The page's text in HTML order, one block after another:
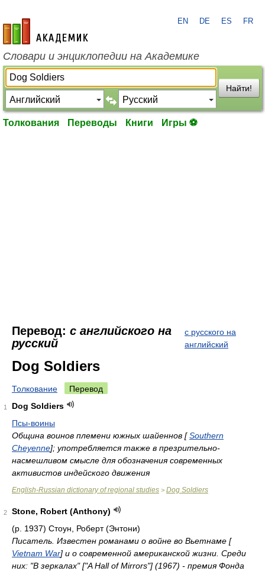
academic.ru
EN DE ES FR
Словари и энциклопедии на Академике
Найти!
Толкования Переводы Книги Игры ⚽
Перевод: с английского на
русский
с русского на
английский
Dog Soldiers
Толкование Перевод
1
Dog Soldiers
Псы-воины
Община воинов племени южных шайеннов [Southern
Cheyenne]; употребляется также в презрительно-
насмешливом смысле для обозначения современных
активистов индейского движения
English-Russian dictionary of regional studies > Dog Soldiers
2
Stone, Robert (Anthony)
(р. 1937) Стоун, Роберт (Энтони)
Писатель. Известен романами о войне во Вьетнаме [
Vietnam War] и о современной американской жизни. Среди
них: "В зеркалах" ["A Hall of Mirrors"] (1967) - премия Фонда